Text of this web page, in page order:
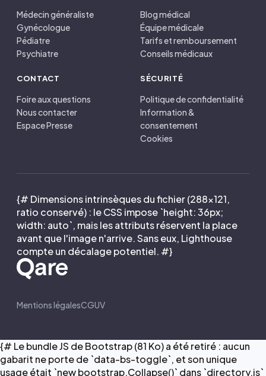
Médecin généraliste
Gynécologue
Pédiatre
Psychiatre
Blog médical
Équipe médicale
Tarifs et remboursement
Conseils médicaux
CONTACT
Foire aux questions
Nous contacter
Espace Presse
SÉCURITÉ
Politique de confidentialité
Information &
consentement
Cookies
{# Dimensions intrinsèques du fichier (288×121,
ratio conservé) : le CSS impose `height: 36px;
width: auto`, mais les attributs réservent la place
avant que l'image n'arrive. Sans eux, Lighthouse
compte un décalage potentiel. #}
Mentions légalesCGUV
{# Le bundle JS de Bootstrap (81 Ko) a été retiré : aucun
gabarit ne porte de `data-bs-toggle`, et son unique
usage était `new bootstrap.Collapse()` dans `directory.js`